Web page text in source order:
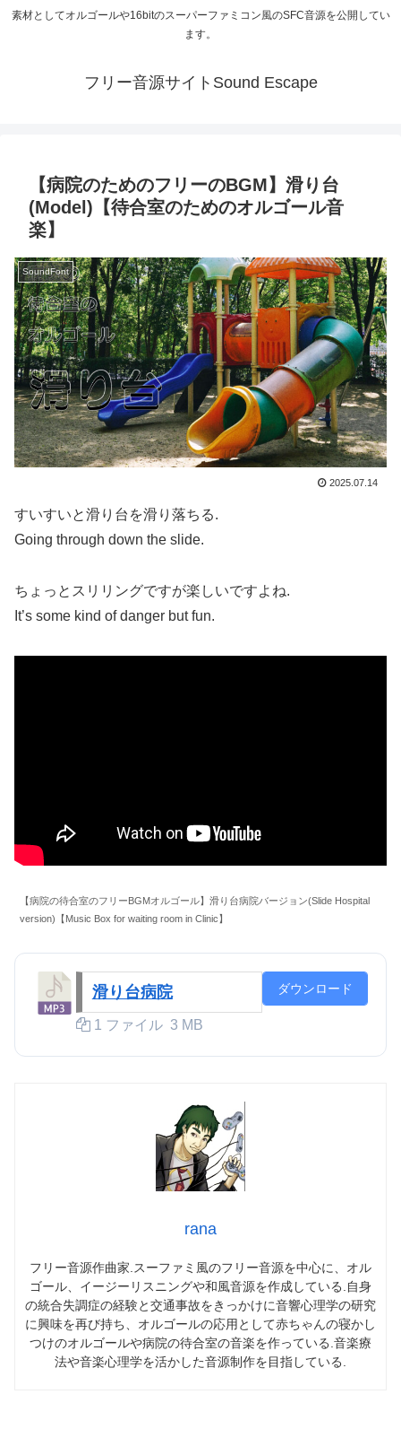
素材としてオルゴールや16bitのスーパーファミコン風のSFC音源を公開してい
ます。
フリー音源サイトSound Escape
【病院のためのフリーのBGM】滑り台
(Model)【待合室のためのオルゴール音
楽】
SoundFont
2025.07.14
すいすいと滑り台を滑り落ちる.
Going through down the slide.
ちょっとスリリングですが楽しいですよね.
It’s some kind of danger but fun.
【病院の待合室のフリーBGMオルゴール】滑り台病院バージョン(Slide Hospital
version)【Music Box for waiting room in Clinic】
滑り台病院
1 ファイル 3 MB
ダウンロード
rana
フリー音源作曲家.スーファミ風のフリー音源を中心に、オル
ゴール、イージーリスニングや和風音源を作成している.自身
の統合失調症の経験と交通事故をきっかけに音響心理学の研究
に興味を再び持ち、オルゴールの応用として赤ちゃんの寝かし
つけのオルゴールや病院の待合室の音楽を作っている.音楽療
法や音楽心理学を活かした音源制作を目指している.